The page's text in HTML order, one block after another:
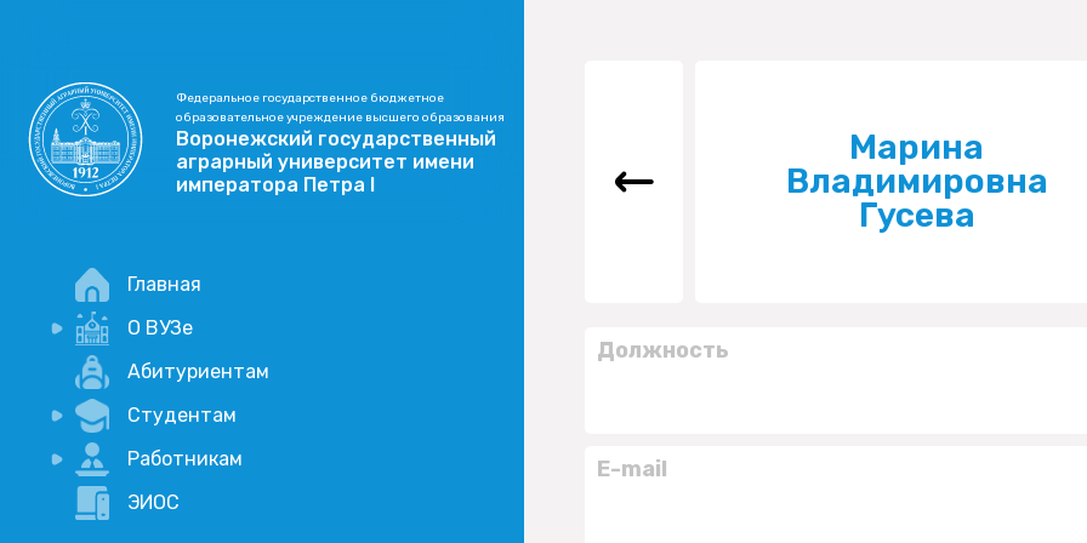
Федеральное государственное бюджетное
образовательное учреждение высшего образования
Воронежский государственный
аграрный университет имени
императора Петра I
Главная
О ВУЗе
Новости
Учебный процесс
Научная деятельность
Абитуриентам
Студентам
Портал дистанционого обучения
Академические отпуска
Работникам
Внимание, опрос!
ЭИОС
Марина
Владимировна
Гусева
Должность
E-mail